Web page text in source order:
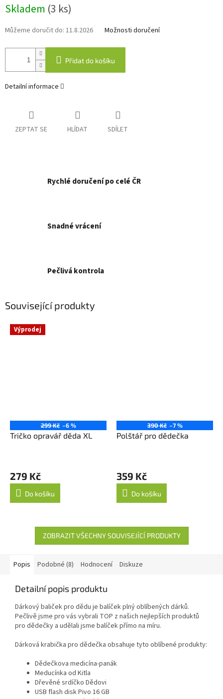
cena:
Skladem (3 ks)
Můžeme doručit do: 11.8.2026 Možnosti doručení
Přidat do košíku
Detailní informace
ZEPTAT SE HLÍDAT SDÍLET
Rychlé doručení po celé ČR
Snadné vrácení
Pečlivá kontrola
Související produkty
Výprodej
299 Kč –6 %
Tričko opravář děda XL
279 Kč
Do košíku
390 Kč –7 %
Polštář pro dědečka
359 Kč
Do košíku
ZOBRAZIT VŠECHNY SOUVISEJÍCÍ PRODUKTY
Popis Podobné (8) Hodnocení Diskuze
Detailní popis produktu
Dárkový baliček pro dědu je balíček plný oblíbených dárků.
Pečlivě jsme pro vás vybrali TOP z našich nejlepších produktů
pro dědečky a udělali jsme balíček přímo na míru.
Dárková krabička pro dědečka obsahuje tyto oblíbené produkty:
Dědečkova medicína-panák
Meducínka od Kitla
Dřevěné srdíčko Dědovi
USB flash disk Pivo 16 GB